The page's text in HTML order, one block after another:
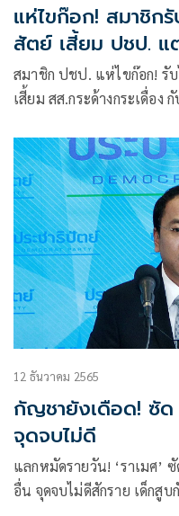
แห่ไขก๊อก! สมาชิก
สัตย์ เสี้ยม ปชป. แ
สมาชิก ปชป. แห่ไขก๊อก! รั
เสี้ยม สส.กระด้างกระเดื่อง
12 ธันวาคม 2565
กัญชายังเดือด! ซัด
จุดจบไม่ดี
แลกหมัดรายวัน! ‘ราเมศ’
อื่น จุดจบไม่ดีสักราย เด็กสู